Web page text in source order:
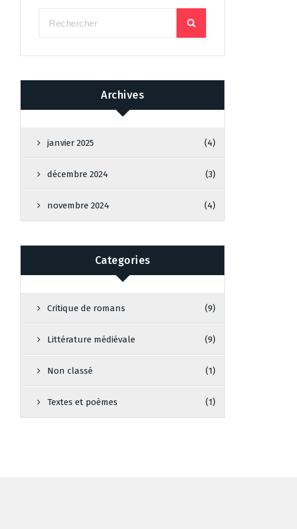
Archives
janvier 2025 (4)
décembre 2024 (3)
novembre 2024 (4)
Categories
Critique de romans (9)
Littérature médiévale (9)
Non classé (1)
Textes et poèmes (1)